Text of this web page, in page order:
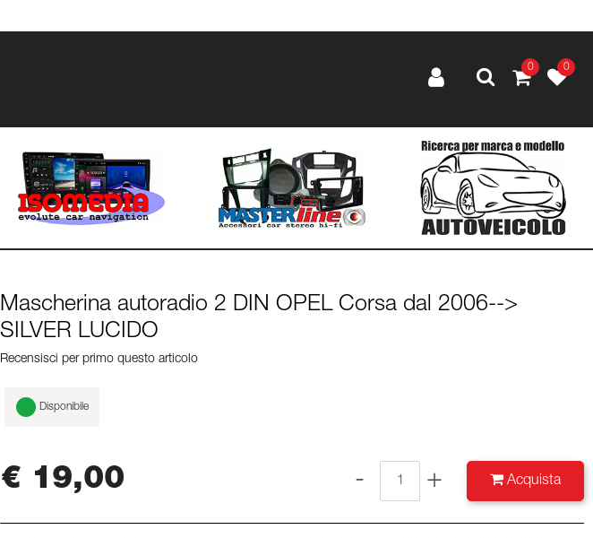
0 0
Mascherina autoradio 2 DIN OPEL Corsa dal 2006-->
SILVER LUCIDO
Recensisci per primo questo articolo
Disponibile
€ 19,00 Acquista